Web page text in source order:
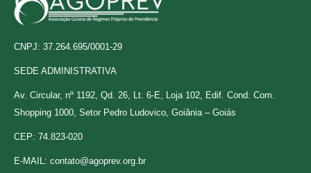
CNPJ: 37.264.695/0001-29
SEDE ADMINISTRATIVA
Av. Circular, nº 1192, Qd. 26, Lt. 6-E, Loja 102, Edif. Cond. Com.
Shopping 1000, Setor Pedro Ludovico, Goiânia – Goiás
CEP: 74.823-020
E-MAIL: contato@agoprev.org.br